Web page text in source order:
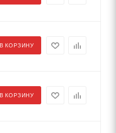
В КОРЗИНУ
В КОРЗИНУ